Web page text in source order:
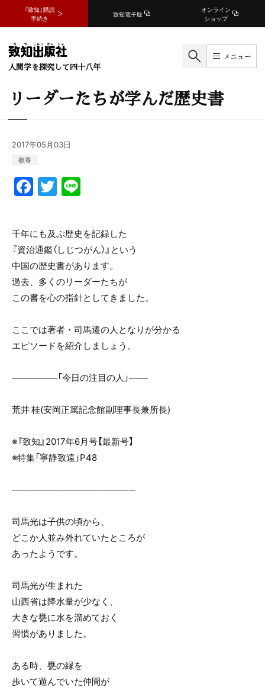
『致知』購読
手続き
致知電子版
オンライン
ショップ
人間学を探究して四十八年
メニュー
リーダーたちが学んだ歴史書
2017年05月03日
教養
F
a
c
e
b
o
o
k
T
w
itt
er
e
千年にも及ぶ歴史を記録した
『資治通鑑（しじつがん）』という
中国の歴史書があります。
過去、多くのリーダーたちが
この書を心の指針としてきました。
ここでは著者・司馬遷の人となりが分かる
エピソードを紹介しましょう。
───────「今日の注目の人」───
荒井 桂(安岡正篤記念館副理事長兼所長)
※『致知』2017年6月号【最新号】
※特集「寧静致遠」P48
───────────────────
司馬光は子供の頃から、
どこか人並み外れていたところが
あったようです。
司馬光が生まれた
山西省は降水量が少なく、
大きな甕に水を溜めておく
習慣がありました。
ある時、甕の縁を
歩いて遊んでいた仲間が